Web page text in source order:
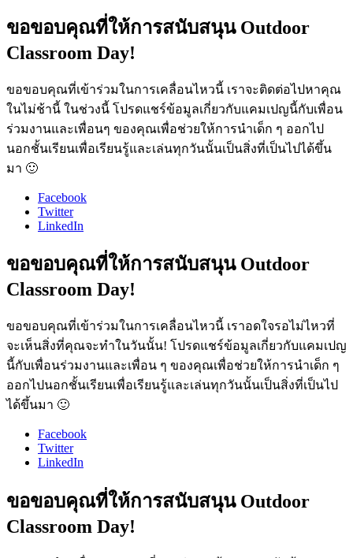
ขอขอบคุณที่ให้การสนับสนุน Outdoor
Classroom Day!
ขอขอบคุณที่เข้าร่วมในการเคลื่อนไหวนี้ เราจะติดต่อไปหาคุณ
ในไม่ช้านี้ ในช่วงนี้ โปรดแชร์ข้อมูลเกี่ยวกับแคมเปญนี้กับเพื่อน
ร่วมงานและเพื่อนๆ ของคุณเพื่อช่วยให้การนำเด็ก ๆ ออกไป
นอกชั้นเรียนเพื่อเรียนรู้และเล่นทุกวันนั้นเป็นสิ่งที่เป็นไปได้ขึ้น
มา 🙂
Facebook
Twitter
LinkedIn
ขอขอบคุณที่ให้การสนับสนุน Outdoor
Classroom Day!
ขอขอบคุณที่เข้าร่วมในการเคลื่อนไหวนี้ เราอดใจรอไม่ไหวที่
จะเห็นสิ่งที่คุณจะทำในวันนั้น! โปรดแชร์ข้อมูลเกี่ยวกับแคมเปญ
นี้กับเพื่อนร่วมงานและเพื่อน ๆ ของคุณเพื่อช่วยให้การนำเด็ก ๆ
ออกไปนอกชั้นเรียนเพื่อเรียนรู้และเล่นทุกวันนั้นเป็นสิ่งที่เป็นไป
ได้ขึ้นมา 🙂
Facebook
Twitter
LinkedIn
ขอขอบคุณที่ให้การสนับสนุน Outdoor
Classroom Day!